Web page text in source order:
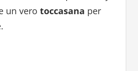
un vero toccasana per